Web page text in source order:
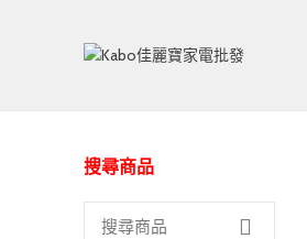
搜尋商品